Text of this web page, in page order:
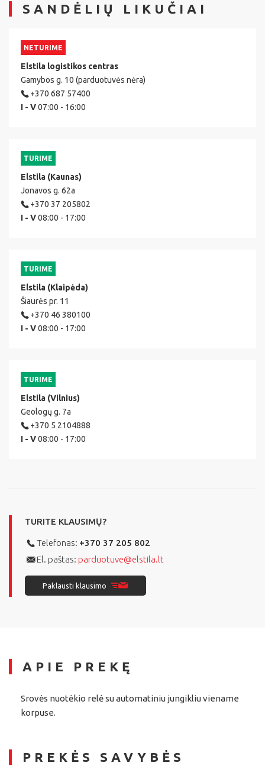
SANDĖLIŲ LIKUČIAI
NETURIME
Elstila logistikos centras
Gamybos g. 10 (parduotuvės nėra)
+370 687 57400
I - V07:00 - 16:00
TURIME
Elstila (Kaunas)
Jonavos g. 62a
+370 37 205802
I - V08:00 - 17:00
TURIME
Elstila (Klaipėda)
Šiaurės pr. 11
+370 46 380100
I - V08:00 - 17:00
TURIME
Elstila (Vilnius)
Geologų g. 7a
+370 5 2104888
I - V08:00 - 17:00
TURITE KLAUSIMŲ?
Telefonas: +370 37 205 802
El. paštas: parduotuve@elstila.lt
Paklausti klausimo
APIE PREKĘ
Srovės nuotėkio relė su automatiniu jungikliu viename
korpuse.
PREKĖS SAVYBĖS